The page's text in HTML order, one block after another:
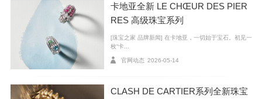
全球知名华语女歌手莫文蔚小姐、知名演员窦骁先生、
演员卢靖姗小姐亦到场祝贺。
卡地亚全新 LE CHŒUR DES PIER
RES 高级珠宝系列
[珠宝之家 品牌新闻] 在卡地亚，一切始于宝石。初见一
枚“卡...
官网动态 2026-05-14
CLASH DE CARTIER系列全新珠宝